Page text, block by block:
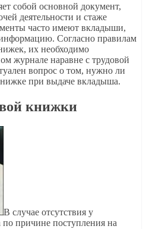
собой основной документ,
деятельности и стаже
часто имеют вкладыши,
Согласно правилам
их необходимо
журнале наравне с трудовой
вопрос о том, нужно ли
при выдаче вкладыша.
книжки
В случае отсутствия у
по причине поступления на